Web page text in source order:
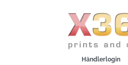
Händlerlogin